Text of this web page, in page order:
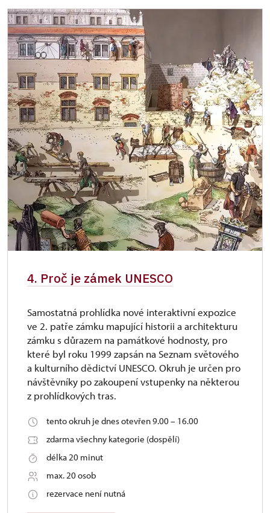
4. Proč je zámek UNESCO
Samostatná prohlídka nové interaktivní expozice
ve 2. patře zámku mapující historii a architekturu
zámku s důrazem na památkové hodnosty, pro
které byl roku 1999 zapsán na Seznam světového
a kulturního dědictví UNESCO. Okruh je určen pro
návštěvníky po zakoupení vstupenky na některou
z prohlídkových tras.
tento okruh je dnes otevřen 9.00 – 16.00
zdarma všechny kategorie (dospělí)
délka 20 minut
max. 20 osob
rezervace není nutná